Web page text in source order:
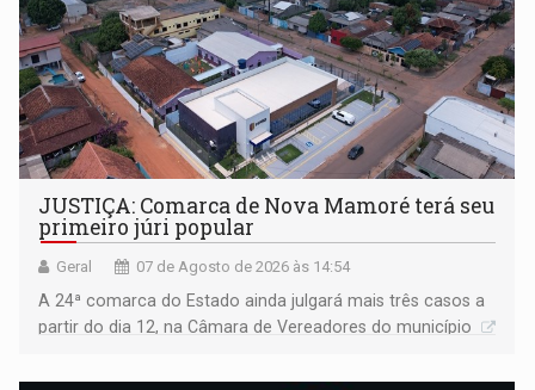
JUSTIÇA: Comarca de Nova Mamoré terá seu
primeiro júri popular
Geral 07 de Agosto de 2026 às 14:54
A 24ª comarca do Estado ainda julgará mais três casos a
partir do dia 12, na Câmara de Vereadores do município